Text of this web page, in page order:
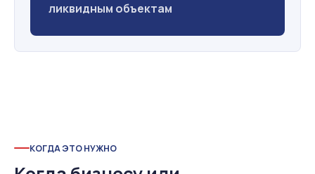
ликвидным объектам
КОГДА ЭТО НУЖНО